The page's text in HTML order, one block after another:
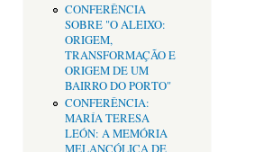
CONFERÊNCIA
SOBRE "O ALEIXO:
ORIGEM,
TRANSFORMAÇÃO E
ORIGEM DE UM
BAIRRO DO PORTO"
CONFERÊNCIA:
MARÍA TERESA
LEÓN: A MEMÓRIA
MELANCÓLICA DE